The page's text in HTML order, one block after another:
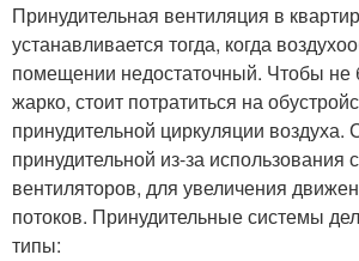
Принудительная вентиляция в
устанавливается тогда, когда
помещении недостаточный. Чтобы
жарко, стоит потратиться на
принудительной циркуляции
принудительной из-за использования
вентиляторов, для увеличения
потоков. Принудительные системы
типы: